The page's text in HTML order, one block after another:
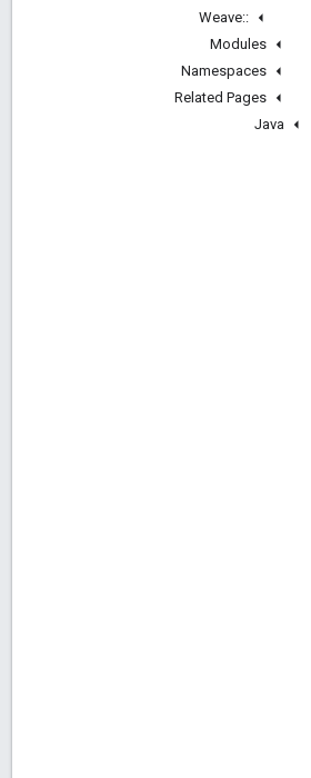
::
Weave
Modules
Namespaces
Related Pages
Java